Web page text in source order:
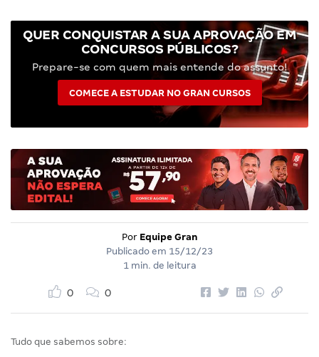
QUER CONQUISTAR A SUA APROVAÇÃO EM
CONCURSOS PÚBLICOS?
Prepare-se com quem mais entende do assunto!
COMECE A ESTUDAR NO GRAN CURSOS
Por Equipe Gran
Publicado em 15/12/23
1 min. de leitura
0 0
Tudo que sabemos sobre: